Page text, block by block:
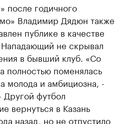
после годичного
Владимир Дядюн также
публике в качестве
не скрывал
в бывший клуб. «Со
полностью поменялась
молода и амбициозна, -
Другой футбол
вернуться в Казань
назад, но не отпустило